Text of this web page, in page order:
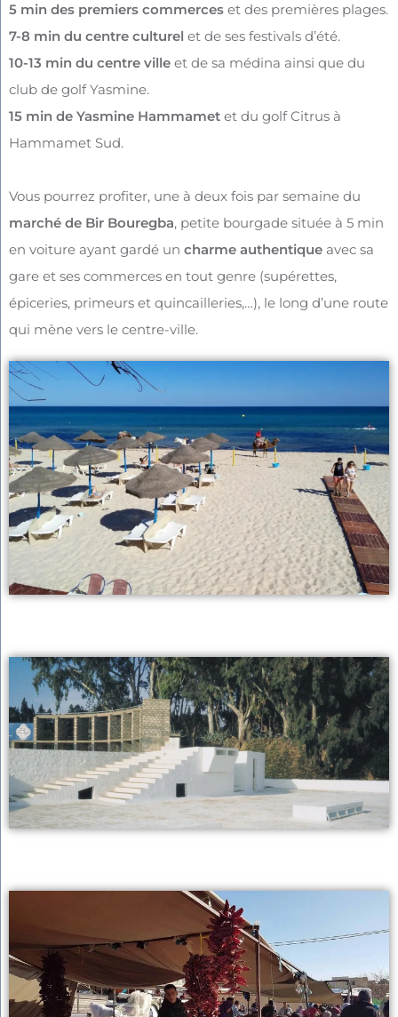
5 min des premiers commerces et des premières plages.
7-8 min du centre culturel et de ses festivals d’été.
10-13 min du centre ville et de sa médina ainsi que du
club de golf Yasmine.
15 min de Yasmine Hammamet et du golf Citrus à
Hammamet Sud.
Vous pourrez profiter, une à deux fois par semaine du
marché de Bir Bouregba, petite bourgade située à 5 min
en voiture ayant gardé un charme authentique avec sa
gare et ses commerces en tout genre (supérettes,
épiceries, primeurs et quincailleries,…), le long d’une route
qui mène vers le centre-ville.